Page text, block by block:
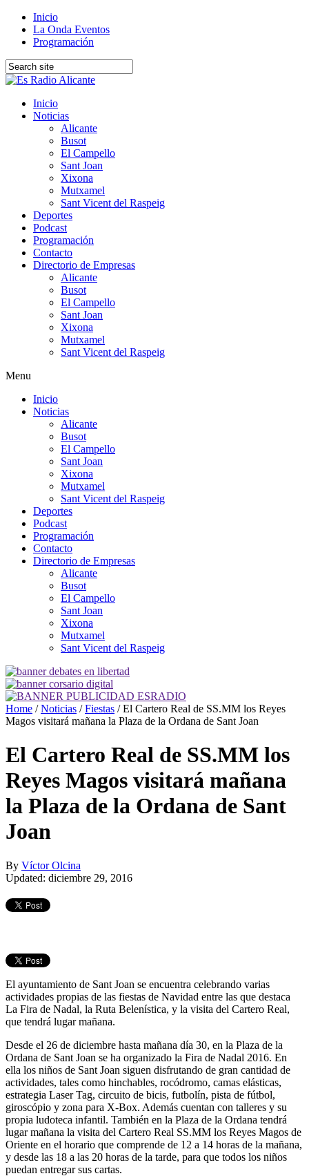
Inicio
La Onda Eventos
Programación
Inicio
Noticias
Alicante
Busot
El Campello
Sant Joan
Xixona
Mutxamel
Sant Vicent del Raspeig
Deportes
Podcast
Programación
Contacto
Directorio de Empresas
Alicante
Busot
El Campello
Sant Joan
Xixona
Mutxamel
Sant Vicent del Raspeig
Menu
Inicio
Noticias
Alicante
Busot
El Campello
Sant Joan
Xixona
Mutxamel
Sant Vicent del Raspeig
Deportes
Podcast
Programación
Contacto
Directorio de Empresas
Alicante
Busot
El Campello
Sant Joan
Xixona
Mutxamel
Sant Vicent del Raspeig
Home /Noticias /Fiestas /El Cartero Real de SS.MM los Reyes
Magos visitará mañana la Plaza de la Ordana de Sant Joan
El Cartero Real de SS.MM los
Reyes Magos visitará mañana
la Plaza de la Ordana de Sant
Joan
By Víctor Olcina
Updated: diciembre 29, 2016
El ayuntamiento de Sant Joan se encuentra celebrando varias
actividades propias de las fiestas de Navidad entre las que destaca
La Fira de Nadal, la Ruta Belenística, y la visita del Cartero Real,
que tendrá lugar mañana.
Desde el 26 de diciembre hasta mañana día 30, en la Plaza de la
Ordana de Sant Joan se ha organizado la Fira de Nadal 2016. En
ella los niños de Sant Joan siguen disfrutando de gran cantidad de
actividades, tales como hinchables, rocódromo, camas elásticas,
estrategia Laser Tag, circuito de bicis, futbolín, pista de fútbol,
giroscópio y zona para X-Box. Además cuentan con talleres y su
propia ludoteca infantil. También en la Plaza de la Ordana tendrá
lugar mañana la visita del Cartero Real SS.MM los Reyes Magos de
Oriente en el horario que comprende de 12 a 14 horas de la mañana,
y desde las 18 a las 20 horas de la tarde, para que todos los niños
puedan entregar sus cartas.